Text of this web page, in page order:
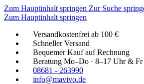
Zum Hauptinhalt springen Zur Suche
Zum Hauptinhalt springen
Versandkostenfrei ab 100 €
Schneller Versand
Bequemer Kauf auf Rechnung
Beratung Mo–Do · 8–17 Uhr & Fr
08681 - 263990
info@mavivo.de